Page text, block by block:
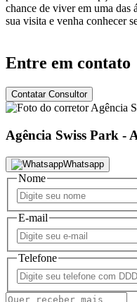
chance de viver em uma das
sua visita e venha conhecer
Entre em contato
Contatar Consultor
Agência Swiss Park -
Whatsapp
Nome
E-mail
Telefone